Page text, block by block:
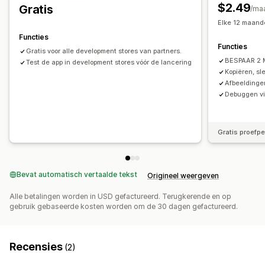
Slepen en neerzetten
Tools voor ontwikkelaars Toetsenbordsneltoetsen
Gratis
Functies
Gratis voor alle development stores van partners.
Test de app in development stores vóór de lancering
$2.49/
Elke 12
Functies
BESPAAR 2
Kopiëren,
Debuggen
Gratis
Bevat automatisch vertaalde tekst Origineel weergeven
Alle betalingen worden in USD gefactureerd. Terugkerende en op
gebruik gebaseerde kosten worden om de 30 dagen gefactureerd.
Recensies (2)